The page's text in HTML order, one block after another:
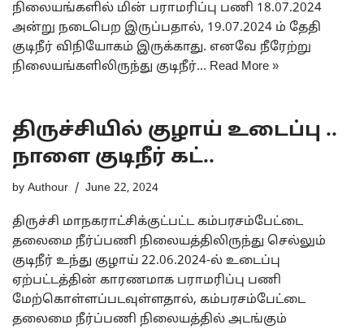
நிலையங்களில் மின் பராமரிப்பு பணி 18.07.2024
அன்று நடைபெற இருப்பதால், 19.07.2024 ம் தேதி
குடிநீர் விநியோகம் இருக்காது. எனவே நீரேற்று
நிலையங்களிலிருந்து குடிநீர்… Read More »
திருச்சியில் குழாய் உடைப்பு ..
நாளை குடிநீர் கட்..
by Authour June 22, 2024
திருச்சி மாநகராட்சிக்குட்பட்ட கம்பரசம்பேட்டை
தலைமை நீர்ப்பணி நிலையத்திலிருந்து செல்லும்
குடிநீர் உந்து குழாய் 22.06.2024-ல் உடைப்பு
ஏற்பட்டத்தின் காரணமாக பராமரிப்பு பணி
மேற்கொள்ளப்படவுள்ளதால், கம்பரசம்பேட்டை
தலைமை நீர்ப்பணி நிலையத்தில் அடங்கும்